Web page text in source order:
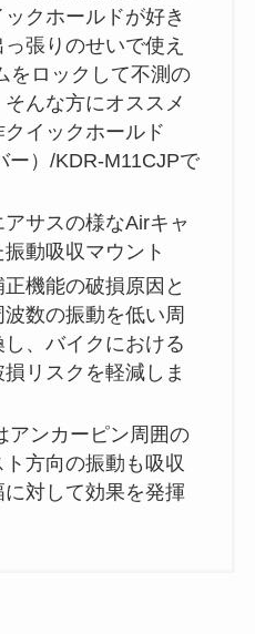
クホールドが好き
張りのせいで使え
をロックして不測の
んな方にオススメ
イックホールド
ー）/KDR-M11CJPで
サスの様なAirキャ
動吸収マウント
機能の破損原因と
数の振動を低い周
、バイクにおける
リスクを軽減しま
アンカーピン周囲の
方向の振動も吸収
に対して効果を発揮